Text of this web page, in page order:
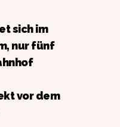
sich im
nur fünf
vor dem